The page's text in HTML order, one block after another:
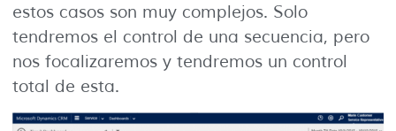
estos casos son muy complejos. Solo
tendremos el control de una secuencia, pero
nos focalizaremos y tendremos un control
total de esta.